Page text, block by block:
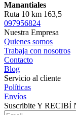
Manantiales
Ruta 10 km 163,5
097956824
Nuestra Empresa
Quienes somos
Trabaja con nosotros
Contacto
Blog
Servicio al cliente
Políticas
Envíos
Suscribite Y RECIBÍ